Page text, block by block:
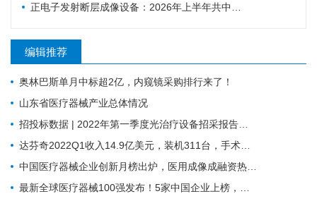
正电子发射断层成像设备：2026年上半年共中标54台，联影、GE医疗、锐世医疗排前三
编辑推荐
奥林巴斯单月中标超2亿，内窥镜采购排行来了！
山东省医疗器械产业总体情况
招投标数据 | 2022年第一季度光治疗设备招采报告：为人光大狂揽2成中标份额
达芬奇2022Q1收入14.9亿美元，装机311台，手术量同步增长19%
中国医疗器械企业创新月榜出炉，医用成像成融资热门领域
最新全球医疗器械100强发布！5家中国企业上榜，迈瑞缺席